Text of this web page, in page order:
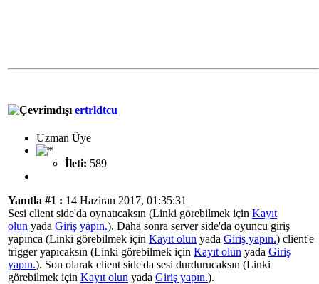
ertrldtcu
Uzman Üye
İleti: 589
Yanıtla #1 : 14 Haziran 2017, 01:35:31
Sesi client side'da oynatıcaksın (Linki görebilmek için Kayıt
olun yada Giriş yapın.). Daha sonra server side'da oyuncu giriş
yapınca (Linki görebilmek için Kayıt olun yada Giriş yapın.) client'e
trigger yapıcaksın (Linki görebilmek için Kayıt olun yada Giriş
yapın.). Son olarak client side'da sesi durdurucaksın (Linki
görebilmek için Kayıt olun yada Giriş yapın.).